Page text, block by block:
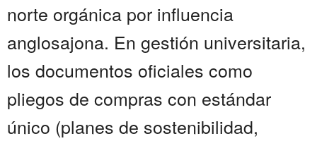
norte orgánica por influencia
anglosajona. En gestión universitaria,
los documentos oficiales como
pliegos de compras con estándar
único (planes de sostenibilidad,